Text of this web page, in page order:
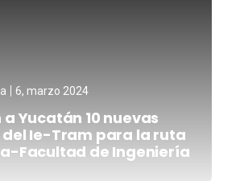
6, marzo 2024
Yucatán 10 nuevas
Ie-Tram para la ruta
Facultad de Ingeniería